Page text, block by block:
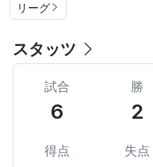
リーグ
スタッツ
試合
6
勝
2
得点 失点